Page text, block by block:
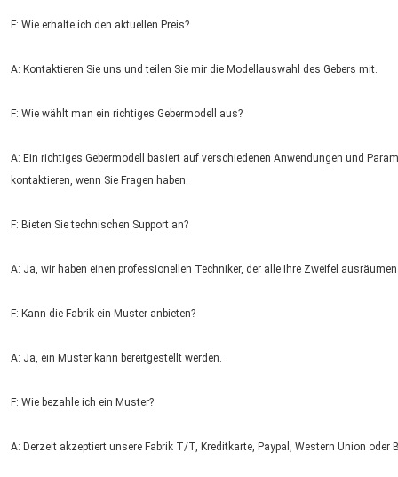
Hinterlass eine
F: Wie erhalte ich den aktuellen Preis?
A: Kontaktieren Sie uns und teilen Sie mir die Modellauswahl des Gebers mit.
F: Wie wählt man ein richtiges Gebermodell aus?
A: Ein richtiges Gebermodell basiert auf verschiedenen Anwendungen und
kontaktieren, wenn Sie Fragen haben.
F: Bieten Sie technischen Support an?
A: Ja, wir haben einen professionellen Techniker, der alle Ihre Zweifel
F: Kann die Fabrik ein Muster anbieten?
A: Ja, ein Muster kann bereitgestellt werden.
F: Wie bezahle ich ein Muster?
A: Derzeit akzeptiert unsere Fabrik T/T, Kreditkarte, Paypal, Western Union oder